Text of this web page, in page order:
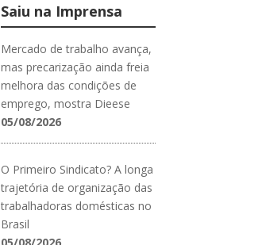
Saiu na Imprensa
Mercado de trabalho avança,
mas precarização ainda freia
melhora das condições de
emprego, mostra Dieese
05/08/2026
O Primeiro Sindicato? A longa
trajetória de organização das
trabalhadoras domésticas no
Brasil